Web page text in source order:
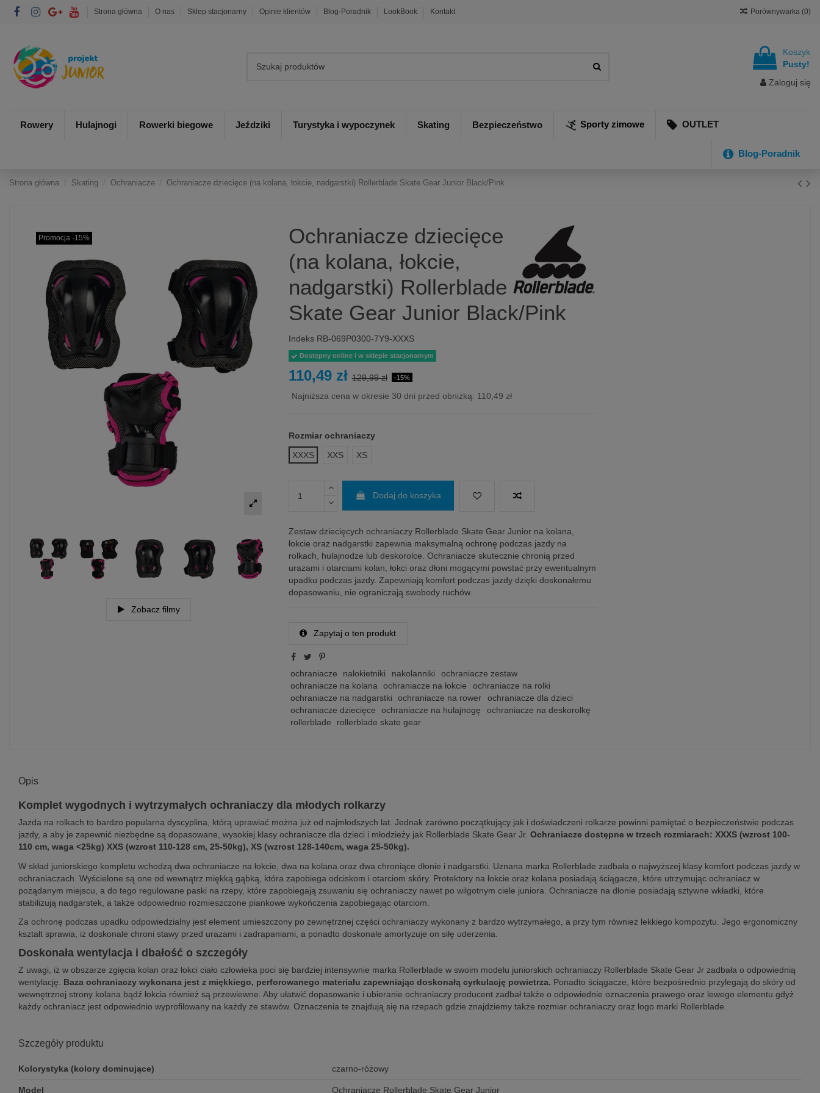
Strona główna O nas Sklep stacjonarny Opinie klientów Blog-Poradnik LookBook Kontakt Porównywarka (0)
Koszyk
Pusty!
Zaloguj się
Rowery Hulajnogi Rowerki biegowe Jeździki Turystyka i wypoczynek Skating Bezpieczeństwo Sporty zimowe OUTLET
Blog-Poradnik
Strona główna Skating Ochraniacze Ochraniacze dziecięce (na kolana, łokcie, nadgarstki) Rollerblade Skate Gear Junior Black/Pink
Promocja -15%
Zobacz filmy
Ochraniacze dziecięce
(na kolana, łokcie,
nadgarstki) Rollerblade
Skate Gear Junior Black/Pink
Indeks RB-069P0300-7Y9-XXXS
Dostępny online i w sklepie stacjonarnym
110,49 zł 129,99 zł -15%
Najniższa cena w okresie 30 dni przed obniżką: 110,49 zł
Rozmiar ochraniaczy
XXXS
XXS XS
Dodaj do koszyka
Zestaw dziecięcych ochraniaczy Rollerblade Skate Gear Junior na kolana,
łokcie oraz nadgarstki zapewnia maksymalną ochronę podczas jazdy na
rolkach, hulajnodze lub deskorolce. Ochraniacze skutecznie chronią przed
urazami i otarciami kolan, łokci oraz dłoni mogącymi powstać przy ewentualnym
upadku podczas jazdy. Zapewniają komfort podczas jazdy dzięki doskonałemu
dopasowaniu, nie ograniczają swobody ruchów.
Zapytaj o ten produkt
ochraniacze nałokietniki nakolanniki
ochraniacze zestaw
ochraniacze na kolana
ochraniacze na łokcie
ochraniacze na rolki
ochraniacze na nadgarstki
ochraniacze na rower
ochraniacze dla dzieci
ochraniacze dziecięce
ochraniacze na hulajnogę
ochraniacze na deskorolkę
rollerblade
rollerblade skate gear
Opis
Komplet wygodnych i wytrzymałych ochraniaczy dla młodych rolkarzy
Jazda na rolkach to bardzo popularna dyscyplina, którą uprawiać można już od najmłodszych lat. Jednak zarówno początkujący jak i doświadczeni rolkarze powinni pamiętać o bezpieczeństwie podczas
jazdy, a aby je zapewnić niezbędne są dopasowane, wysokiej klasy ochraniacze dla dzieci i młodzieży jak Rollerblade Skate Gear Jr. Ochraniacze dostępne w trzech rozmiarach: XXXS (wzrost 100-
110 cm, waga <25kg) XXS (wzrost 110-128 cm, 25-50kg), XS (wzrost 128-140cm, waga 25-50kg).
W skład juniorskiego kompletu wchodzą dwa ochraniacze na łokcie, dwa na kolana oraz dwa chroniące dłonie i nadgarstki. Uznana marka Rollerblade zadbała o najwyższej klasy komfort podczas jazdy w
ochraniaczach. Wyścielone są one od wewnątrz miękką gąbką, która zapobiega odciskom i otarciom skóry. Protektory na łokcie oraz kolana posiadają ściągacze, które utrzymując ochraniacz w
pożądanym miejscu, a do tego regulowane paski na rzepy, które zapobiegają zsuwaniu się ochraniaczy nawet po wilgotnym ciele juniora. Ochraniacze na dłonie posiadają sztywne wkładki, które
stabilizują nadgarstek, a także odpowiednio rozmieszczone piankowe wykończenia zapobiegając otarciom.
Za ochronę podczas upadku odpowiedzialny jest element umieszczony po zewnętrznej części ochraniaczy wykonany z bardzo wytrzymałego, a przy tym również lekkiego kompozytu. Jego ergonomiczny
kształt sprawia, iż doskonale chroni stawy przed urazami i zadrapaniami, a ponadto doskonale amortyzuje on siłę uderzenia.
Doskonała wentylacja i dbałość o szczegóły
Z uwagi, iż w obszarze zgięcia kolan oraz łokci ciało człowieka poci się bardziej intensywnie marka Rollerblade w swoim modelu juniorskich ochraniaczy Rollerblade Skate Gear Jr zadbała o odpowiednią
wentylację. Baza ochraniaczy wykonana jest z miękkiego, perforowanego materiału zapewniając doskonałą cyrkulację powietrza. Ponadto ściągacze, które bezpośrednio przylegają do skóry od
wewnętrznej strony kolana bądź łokcia również są przewiewne. Aby ułatwić dopasowanie i ubieranie ochraniaczy producent zadbał także o odpowiednie oznaczenia prawego oraz lewego elementu gdyż
każdy ochraniacz jest odpowiednio wyprofilowany na każdy ze stawów. Oznaczenia te znajdują się na rzepach gdzie znajdziemy także rozmiar ochraniaczy oraz logo marki Rollerblade.
Szczegóły produktu
Kolorystyka (kolory dominujące) czarno-różowy
Model Ochraniacze Rollerblade Skate Gear Junior